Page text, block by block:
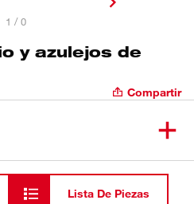
1 / 0
y azulejos de
Compartir
Lista De Piezas